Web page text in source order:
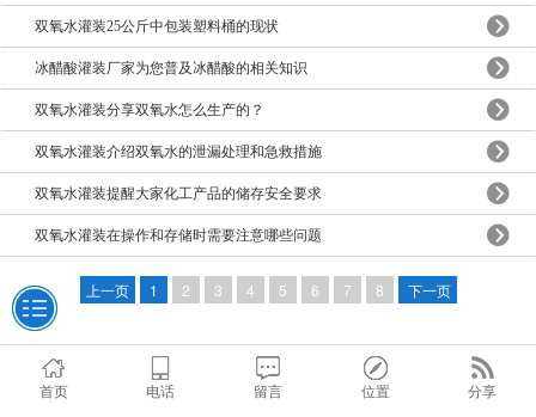
双氧水灌装25公斤中包装塑料桶的现状
冰醋酸灌装厂家为您普及冰醋酸的相关知识
双氧水灌装分享双氧水怎么生产的？
双氧水灌装介绍双氧水的泄漏处理和急救措施
双氧水灌装提醒大家化工产品的储存安全要求
双氧水灌装在操作和存储时需要注意哪些问题
上一页 1 2 3 4 5 6 7 8 下一页
首页 电话 留言 位置 分享